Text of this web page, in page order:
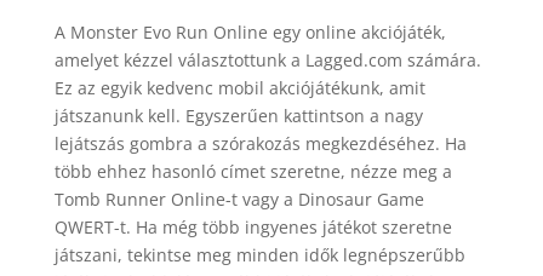
A Monster Evo Run Online egy online akciójáték,
amelyet kézzel választottunk a Lagged.com számára.
Ez az egyik kedvenc mobil akciójátékunk, amit
játszanunk kell. Egyszerűen kattintson a nagy
lejátszás gombra a szórakozás megkezdéséhez. Ha
több ehhez hasonló címet szeretne, nézze meg a
Tomb Runner Online-t vagy a Dinosaur Game
QWERT-t. Ha még több ingyenes játékot szeretne
játszani, tekintse meg minden idők legnépszerűbb